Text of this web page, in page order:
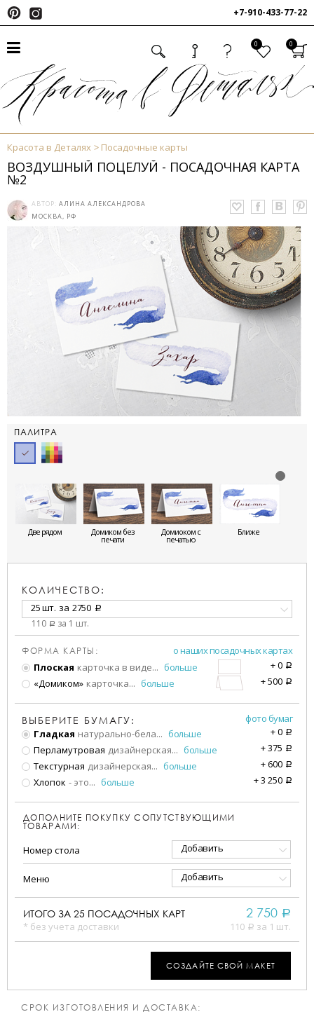
+7-910-433-77-22
0 0
Красота в Деталях Посадочные карты
ВОЗДУШНЫЙ ПОЦЕЛУЙ - ПОСАДОЧНАЯ КАРТА
№2
АВТОР: АЛИНА АЛЕКСАНДРОВА
МОСКВА, РФ
ПАЛИТРА
Две рядом Домиком без
печати
Домиоком с
печатью
Ближе
КОЛИЧЕСТВО:
25 шт. за 2750 a
110 a за 1 шт.
ФОРМА КАРТЫ:
о наших посадочных картах
Плоская карточка в виде... больше +0 a
«Домиком» карточка... больше +500 a
ВЫБЕРИТЕ БУМАГУ:
фото бумаг
Гладкая натурально-бела... больше +0 a
Перламутровая дизайнерская... больше +375 a
Текстурная дизайнерская... больше +600 a
Хлопок - это... больше +3 250 a
ДОПОЛНИТЕ ПОКУПКУ СОПУТСТВУЮЩИМИ
ТОВАРАМИ:
Номер стола Добавить
Меню Добавить
ИТОГО ЗА 25 ПОСАДОЧНЫХ КАРТ
* без учета доставки
2 750 a
110 a за 1 шт.
СОЗДАЙТЕ СВОЙ МАКЕТ
СРОК ИЗГОТОВЛЕНИЯ И ДОСТАВКА: